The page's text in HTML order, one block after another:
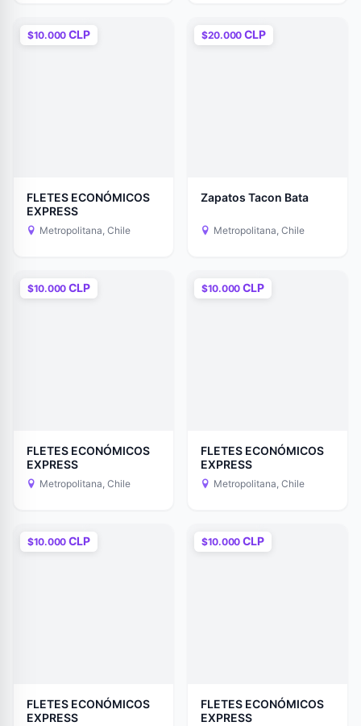
$10.000 CLP
FLETES ECONÓMICOS
EXPRESS
Metropolitana, Chile
$20.000 CLP
Zapatos Tacon Bata
Metropolitana, Chile
$10.000 CLP
FLETES ECONÓMICOS
EXPRESS
Metropolitana, Chile
$10.000 CLP
FLETES ECONÓMICOS
EXPRESS
Metropolitana, Chile
$10.000 CLP
FLETES ECONÓMICOS
EXPRESS
$10.000 CLP
FLETES ECONÓMICOS
EXPRESS